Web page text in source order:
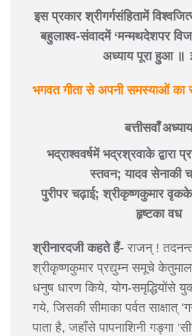
इस प्रकार श्रीगर्गसंहितामें
बहुलाश्व-संवादमें ‘मन्मथदेशपर
अध्याय पूरा हुआ ॥
भगवत गीता से अपनी समस्याओं का
बत्तीसवाँ अध्याय
भद्राश्ववर्षमें भद्रश्रवाके द्वारा
स्तवन; यादव सेनाकी
पुरीपर चढ़ाई; श्रीकृष्णकुमार वृकके
हृष्टका वध
श्रीनारदजी कहते हैं- राजन् !
श्रीकृष्णकुमार प्रद्युम्न समूचे
धनुष धारण किये, योग-समृद्धियोंसे
गये, जिसकी सीमाका पर्वत साक्षात्
पाता है, जहाँसे पापनाशिनी गङ्गा